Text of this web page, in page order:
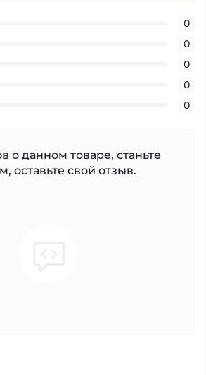
0
0
0
0
0
о данном товаре, станьте
оставьте свой отзыв.